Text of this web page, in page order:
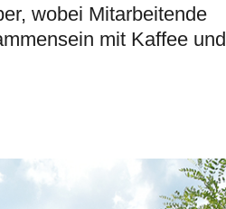
wobei Mitarbeitende
mit Kaffee und